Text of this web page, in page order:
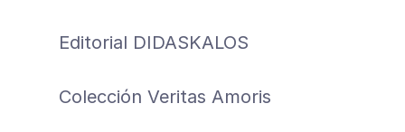
Editorial DIDASKALOS
Colección Veritas Amoris